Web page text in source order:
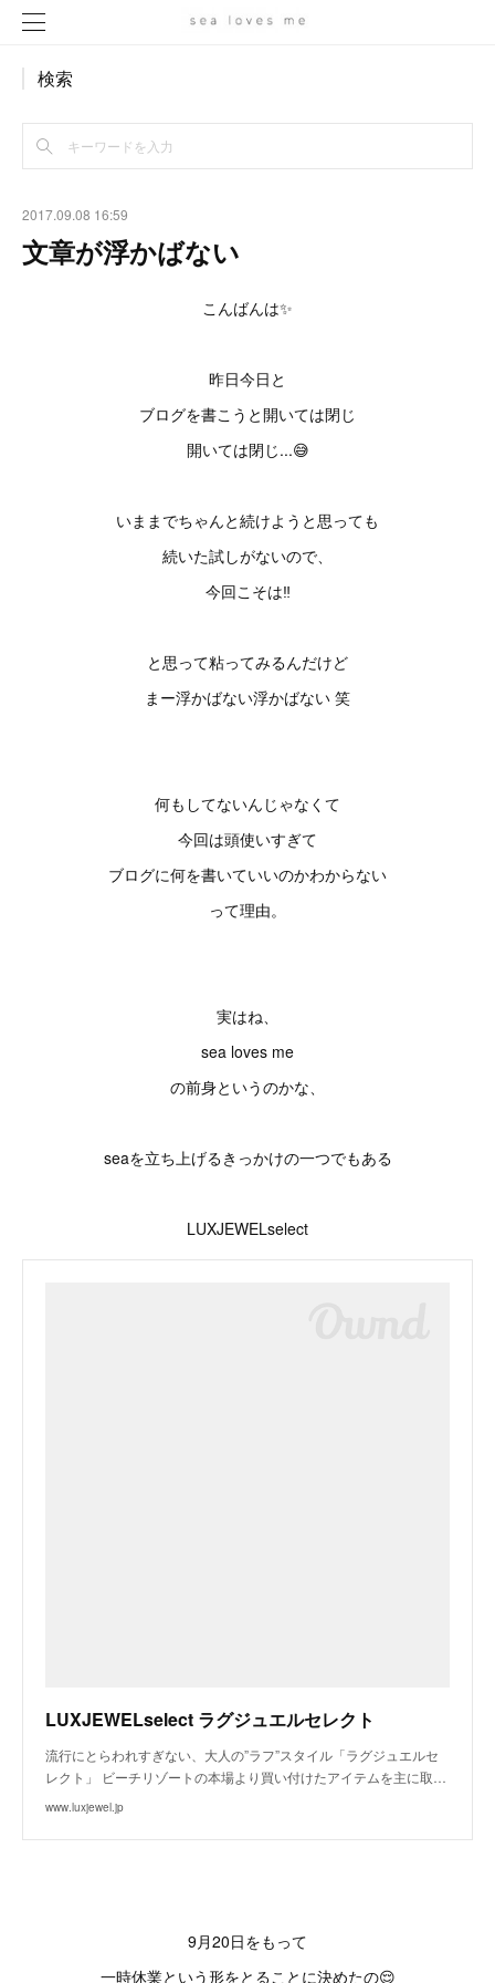
検索
2017.09.08 16:59
文章が浮かばない
こんばんは✨
昨日今日と
ブログを書こうと開いては閉じ
開いては閉じ...😅
いままでちゃんと続けようと思っても
続いた試しがないので、
今回こそは‼️
と思って粘ってみるんだけど
まー浮かばない浮かばない 笑
何もしてないんじゃなくて
今回は頭使いすぎて
ブログに何を書いていいのかわからない
って理由。
実はね、
sea loves me
の前身というのかな、
seaを立ち上げるきっかけの一つでもある
LUXJEWELselect
LUXJEWELselect ラグジュエルセレクト
流行にとらわれすぎない、大人の”ラフ”スタイル「ラグジュエルセ
レクト」 ビーチリゾートの本場より買い付けたアイテムを主に取…
www.luxjewel.jp
9月20日をもって
一時休業という形をとることに決めたの😌